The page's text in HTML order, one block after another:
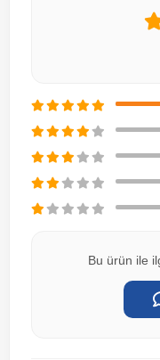
Bu ürün ile